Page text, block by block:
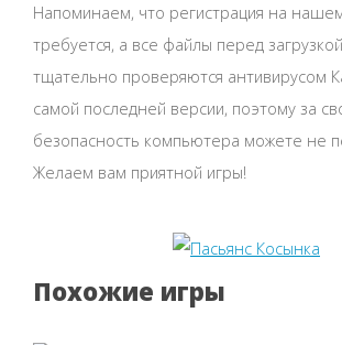
Напоминаем, что регистрация на
требуется, а все файлы перед
тщательно проверяются антивирусом
самой последней версии, поэтому за
безопасность компьютера можете не
Желаем вам приятной игры!
Похожие игры